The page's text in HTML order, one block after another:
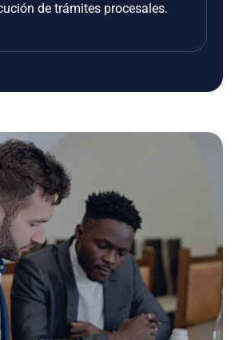
de trámites procesales.